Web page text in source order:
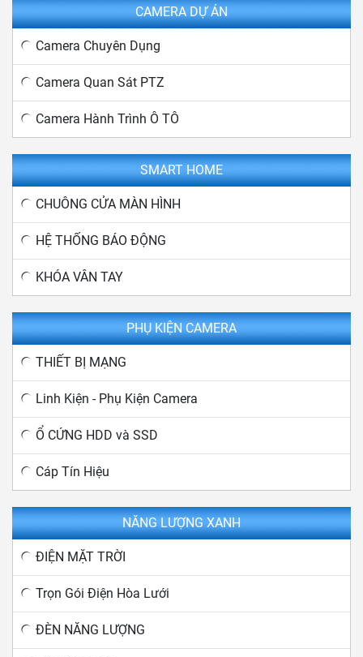
CAMERA DỰ ÁN
Camera Chuyên Dụng
Camera Quan Sát PTZ
Camera Hành Trình Ô TÔ
SMART HOME
CHUÔNG CỬA MÀN HÌNH
HỆ THỐNG BÁO ĐỘNG
KHÓA VÂN TAY
PHỤ KIỆN CAMERA
THIẾT BỊ MẠNG
Linh Kiện - Phụ Kiện Camera
Ổ CỨNG HDD và SSD
Cáp Tín Hiệu
NĂNG LƯỢNG XANH
ĐIỆN MẶT TRỜI
Trọn Gói Điện Hòa Lưới
ĐÈN NĂNG LƯỢNG